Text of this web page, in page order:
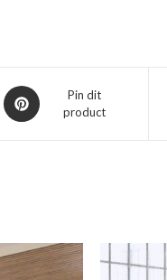
Opent
in
Pin dit
product